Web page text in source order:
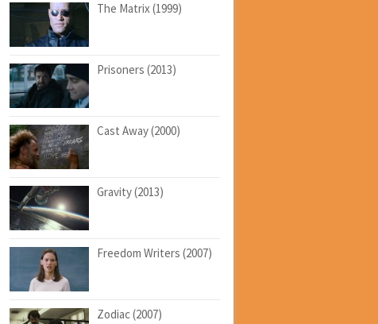
The Matrix (1999)
Prisoners (2013)
Cast Away (2000)
Gravity (2013)
Freedom Writers (2007)
Zodiac (2007)